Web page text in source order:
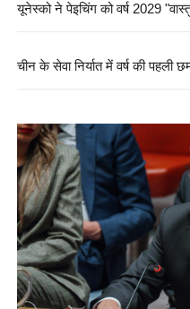
यूनेस्को ने पेइचिंग को वर्ष 2029
चीन के सेवा निर्यात में वर्ष की पहली